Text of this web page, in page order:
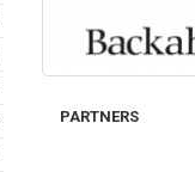
PARTNERS